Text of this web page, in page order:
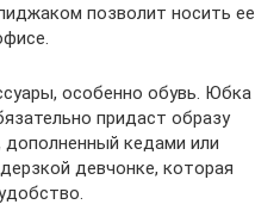
позволит носить ее
особенно обувь. Юбка
придаст образу
кедами или
девчонке, которая